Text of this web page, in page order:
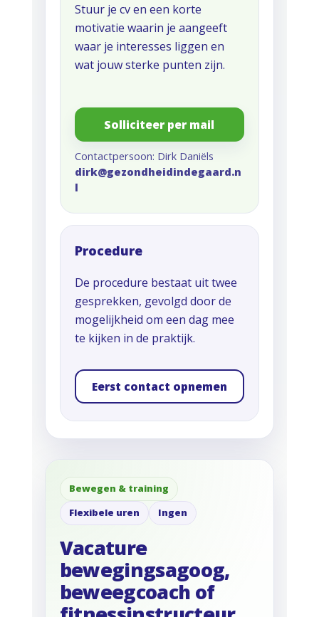
Stuur je cv en een korte
motivatie waarin je aangeeft
waar je interesses liggen en
wat jouw sterke punten zijn.
Solliciteer per mail
Contactpersoon: Dirk Daniëls
dirk@gezondheidindegaard.n
l
Procedure
De procedure bestaat uit twee
gesprekken, gevolgd door de
mogelijkheid om een dag mee
te kijken in de praktijk.
Eerst contact opnemen
Bewegen & training
Flexibele uren
Ingen
Vacature
bewegingsagoog,
beweegcoach of